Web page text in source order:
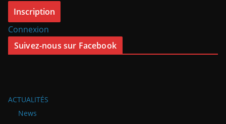
Connexion
Suivez-nous sur Facebook
ACTUALITÉS
News